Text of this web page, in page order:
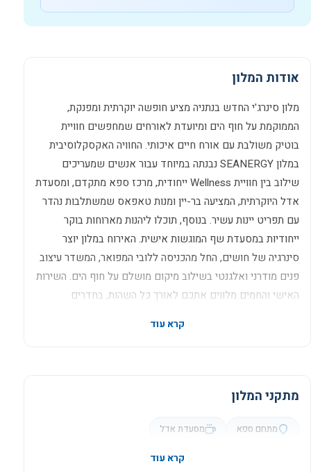
אודות המלון
מלון סינרג'י החדש בנתניה מציע חופשה יוקרתית ומפנקת,
הממוקמת על חוף הים ומיועדת לאורחים שמחפשים חוויית
בוטיק משולבת עם אורח חיים איכותי. החוויה האקסקלוסיבית
במלון SEANERGY נבנתה במיוחד עבור אנשים שמעריכים
שילוב בין חוויית Wellness ייחודית, מרכז ספא מתקדם, ומסעדת
אדל היוקרתית, המציעה בר-יין ומנות טאפאס שמשתלבות נהדר
עם תפריט יינות עשיר. בנוסף, תוכלו ליהנות מארוחות בוקר
ייחודיות במסעדת שף המוגשות אישית. האירוח במלון יוצר
סינרגיה של חושים, החל מהכניסה ללובי המפואר, המשדר עיצוב
פנים מודרני ואלגנטי בשילוב מיקום מושלם על חוף הים. השירות
האישי והחמים מלווים אתכם לאורך כל השהות, בחדרים
מצעי כותנה מצרית באיכות גבוהה, מוצרי טיפוח של
האישית נמשכת גם עם תפריט בחירת כריות ושירותים מותאמים
אישית בחדר. המלון נבנה בהשראת מלונות ספא יוקרתיים ברחבי
העולם, עם שימור של הקווים החיצוניים של הבניין המקורי שהיה
והגוונים הנעימים, מעורר תחושת השראה ומזמין את האורחים
מתקני המלון
מתחם ספא מסעדת אדל